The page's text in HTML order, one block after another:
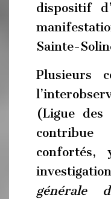
dispositif
Sainte-
Plusieurs
(Ligue des
générale